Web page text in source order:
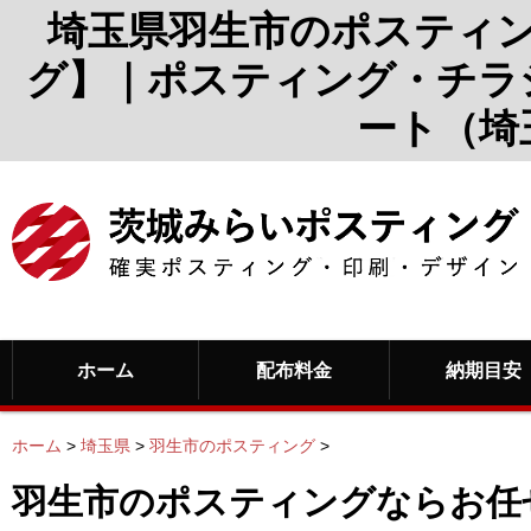
埼玉県羽生市のポスティ
グ】｜ポスティング・チ
ート（
ホーム 配布料金 納期目安
ホーム > 埼玉県 > 羽生市のポスティング >
羽生市のポスティングならお